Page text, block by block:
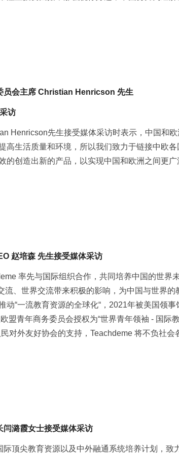
员会主席 Christian Henricson 先生
访
Henricson先生接受媒体采访时表示，中国和欧
高生活质量和环境，所以我们致力于链接中欧各
的创造出新的产品，以实现中国和欧洲之间更广
赵培森 先生接受媒体采访
率先与国际组织合作，共同培养中国的世界
、世界交流带来积极的影响，为中国与世界的
“一流教育资源的全球化“，2021年被美国领事
盟青年商务委员会授权为“世界青年领袖 - 国际
对外友好协会的支持，Teachdeme 将不负社会
潞霞女士接受媒体采访
顶尖教育资源以及中外融通系统培养计划，致